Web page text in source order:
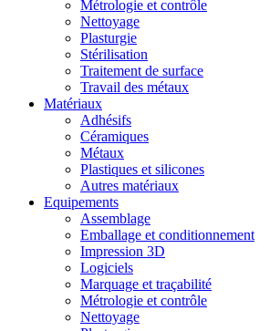
Métrologie et contrôle
Nettoyage
Plasturgie
Stérilisation
Traitement de surface
Travail des métaux
Matériaux
Adhésifs
Céramiques
Métaux
Plastiques et silicones
Autres matériaux
Equipements
Assemblage
Emballage et conditionnement
Impression 3D
Logiciels
Marquage et traçabilité
Métrologie et contrôle
Nettoyage